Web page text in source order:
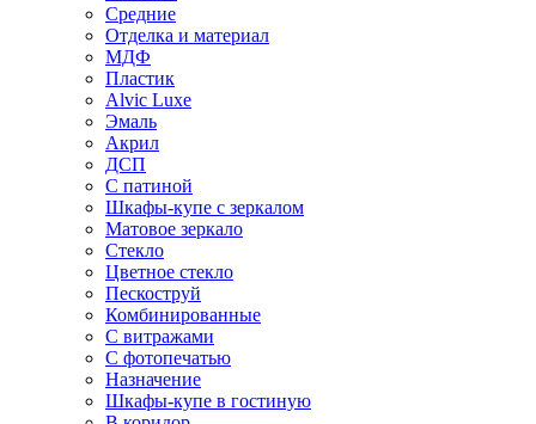
Средние
Отделка и материал
МДФ
Пластик
Alvic Luxe
Эмаль
Акрил
ДСП
С патиной
Шкафы-купе с зеркалом
Матовое зеркало
Стекло
Цветное стекло
Пескоструй
Комбинированные
С витражами
С фотопечатью
Назначение
Шкафы-купе в гостиную